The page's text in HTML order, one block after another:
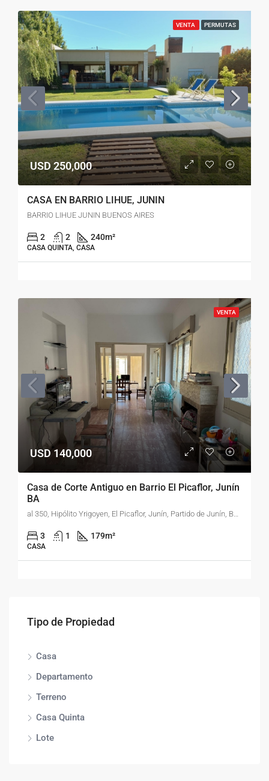
VENTA PERMUTAS
USD 250,000
CASA EN BARRIO LIHUE, JUNIN
BARRIO LIHUE JUNIN BUENOS AIRES
2 2 240m²
CASA QUINTA, CASA
VENTA
USD 140,000
Casa de Corte Antiguo en Barrio El Picaflor, Junín
BA
al 350, Hipólito Yrigoyen, El Picaflor, Junín, Partido de Junín, Buenos Aires, 6000, Argentina
3 1 179m²
CASA
Tipo de Propiedad
Casa
Departamento
Terreno
Casa Quinta
Lote